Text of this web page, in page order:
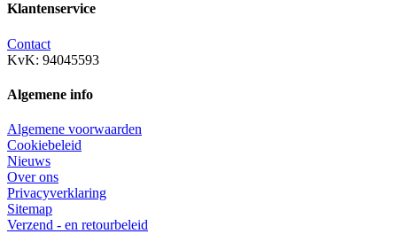
Klantenservice
Contact
KvK: 94045593
Algemene info
Algemene voorwaarden
Cookiebeleid
Nieuws
Over ons
Privacyverklaring
Sitemap
Verzend - en retourbeleid